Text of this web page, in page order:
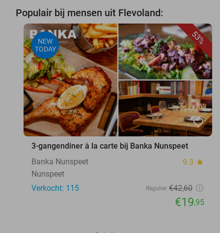
Populair bij mensen uit Flevoland:
53%
NEW
TODAY
favorite_border
3-gangendiner à la carte bij Banka Nunspeet
Banka Nunspeet
9.3 star
Nunspeet
Verkocht: 115
Regulier €42,60
€19,95